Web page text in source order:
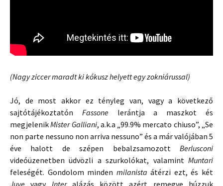
(Nagy ziccer maradt ki kókusz helyett egy zokniárussal)
Jó, de most akkor ez tényleg van, vagy a következő
sajtótájékoztatón Fassonelerántja a maszkot és
megjelenikMister Galliani, a.k.a „99.9% mercato chiuso”, „Se
non parte nessuno non arriva nessuno” és a már valójában 5
éve halott de szépen bebalzsamozott Berlusconi
videóüzenetben üdvözli a szurkolókat, valamint Muntari
feleségét. Gondolom minden milanista átérzi ezt, és két
Juve vagy Interalázás között azért remegve húzzuk